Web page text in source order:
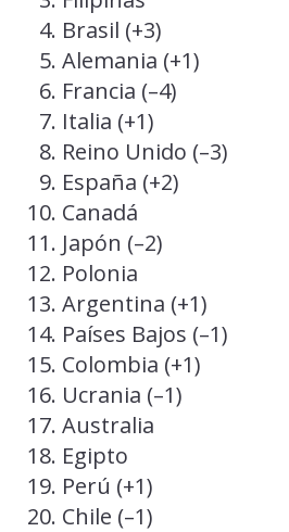
Brasil (+3)
Alemania (+1)
Francia (–4)
Italia (+1)
Reino Unido (–3)
España (+2)
Canadá
Japón (–2)
Polonia
Argentina (+1)
Países Bajos (–1)
Colombia (+1)
Ucrania (–1)
Australia
Egipto
Perú (+1)
Chile (–1)